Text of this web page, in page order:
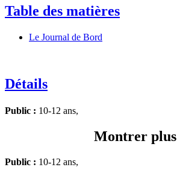
Table des matières
Le Journal de Bord
Détails
Public : 10-12 ans,
Montrer plus
Public : 10-12 ans,